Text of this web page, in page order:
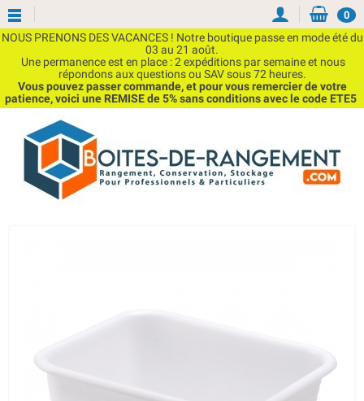
NOUS PRENONS DES VACANCES ! Notre boutique passe en mode été du
03 au 21 août.
Une permanence est en place : 2 expéditions par semaine et nous
répondons aux questions ou SAV sous 72 heures.
Vous pouvez passer commande, et pour vous remercier de votre
patience, voici une REMISE de 5% sans conditions avec le code ETE5
0